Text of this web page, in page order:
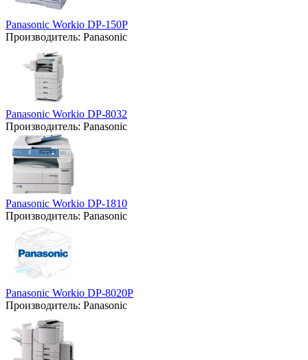
Panasonic Workio DP-150P
Производитель: Panasonic
Panasonic Workio DP-8032
Производитель: Panasonic
Panasonic Workio DP-1810
Производитель: Panasonic
Panasonic Workio DP-8020P
Производитель: Panasonic